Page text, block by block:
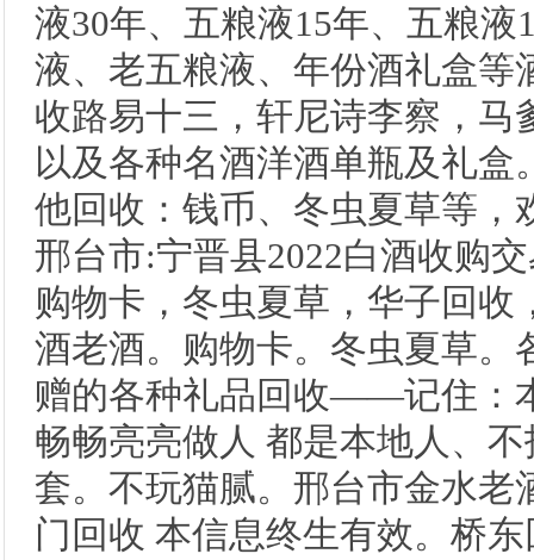
液30年、五粮液15年、五粮液
液、老五粮液、年份酒礼盒等
收路易十三，轩尼诗李察，马
以及各种名酒洋酒单瓶及礼
他回收：钱币、冬虫夏草等，
邢台市:宁晋县2022白酒收购
购物卡，冬虫夏草，华子回
酒老酒。购物卡。冬虫夏草。
赠的各种礼品回收——记住：
畅畅亮亮做人 都是本地人、
套。不玩猫腻。邢台市金水
门回收 本信息终生有效。桥